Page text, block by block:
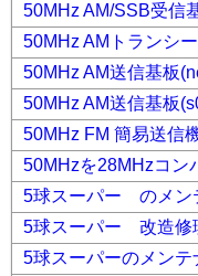
50MHz AM/SSB受信
50MHz AMトランシ
50MHz AM送信基
50MHz AM送信基
50MHz FM 簡易送信
50MHzを28MHzコン
5球スーパー のメン
5球スーパー 改造修
5球スーパーのメン